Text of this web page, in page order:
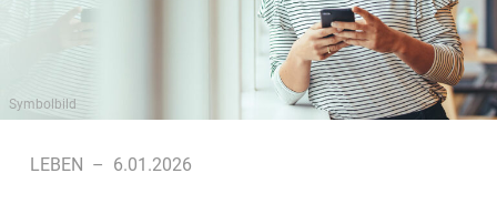
Symbolbild
LEBEN – 6.01.2026